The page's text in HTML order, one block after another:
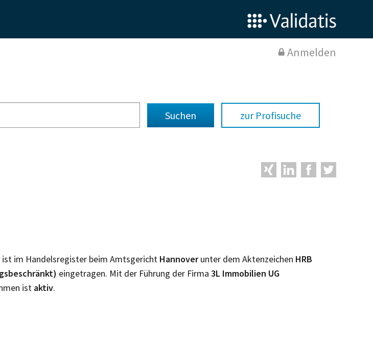
Anmelden
zur Profisuche
ist im Handelsregister beim Amtsgericht Hannoverunter dem Aktenzeichen HRB
eingetragen. Mit der Führung der Firma 3L Immobilien UG
ist aktiv.